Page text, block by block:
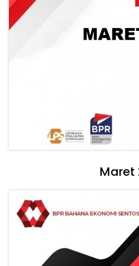
Maret